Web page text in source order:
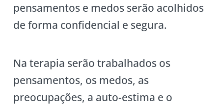
pensamentos e medos serão acolhidos
de forma confidencial e segura.
Na terapia serão trabalhados os
pensamentos, os medos, as
preocupações, a auto-estima e o